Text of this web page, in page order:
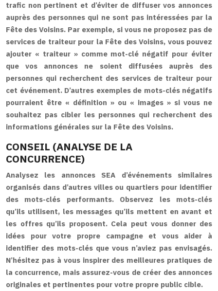
trafic non pertinent et d’éviter de diffuser vos annonces
auprès des personnes qui ne sont pas intéressées par la
Fête des Voisins. Par exemple, si vous ne proposez pas de
services de traiteur pour la Fête des Voisins, vous pouvez
ajouter « traiteur » comme mot-clé négatif pour éviter
que vos annonces ne soient diffusées auprès des
personnes qui recherchent des services de traiteur pour
cet événement. D’autres exemples de mots-clés négatifs
pourraient être « définition » ou « images » si vous ne
souhaitez pas cibler les personnes qui recherchent des
informations générales sur la Fête des Voisins.
CONSEIL (ANALYSE DE LA
CONCURRENCE)
Analysez les annonces SEA d’événements similaires
organisés dans d’autres villes ou quartiers pour identifier
des mots-clés performants. Observez les mots-clés
qu’ils utilisent, les messages qu’ils mettent en avant et
les offres qu’ils proposent. Cela peut vous donner des
idées pour votre propre campagne et vous aider à
identifier des mots-clés que vous n’aviez pas envisagés.
N’hésitez pas à vous inspirer des meilleures pratiques de
la concurrence, mais assurez-vous de créer des annonces
originales et pertinentes pour votre propre public cible.